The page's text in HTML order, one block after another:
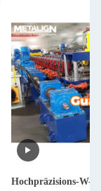
Hochpräzisions-W-